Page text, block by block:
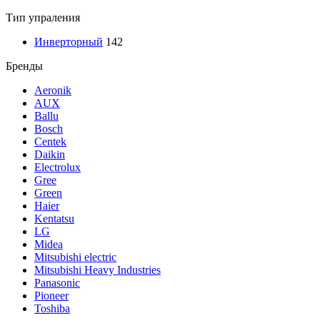
Тип упраления
Инверторный 142
Бренды
Aeronik
AUX
Ballu
Bosch
Centek
Daikin
Electrolux
Gree
Green
Haier
Kentatsu
LG
Midea
Mitsubishi electric
Mitsubishi Heavy Industries
Panasonic
Pioneer
Toshiba